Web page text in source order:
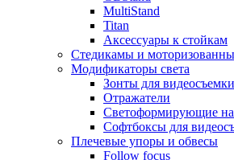
MultiStand
Titan
Аксессуары к стойкам
Стедикамы и
Модификаторы света
Зонты для видеосъемки
Отражатели
Светоформирующие
Софтбоксы для
Плечевые упоры и обвесы
Follow focus